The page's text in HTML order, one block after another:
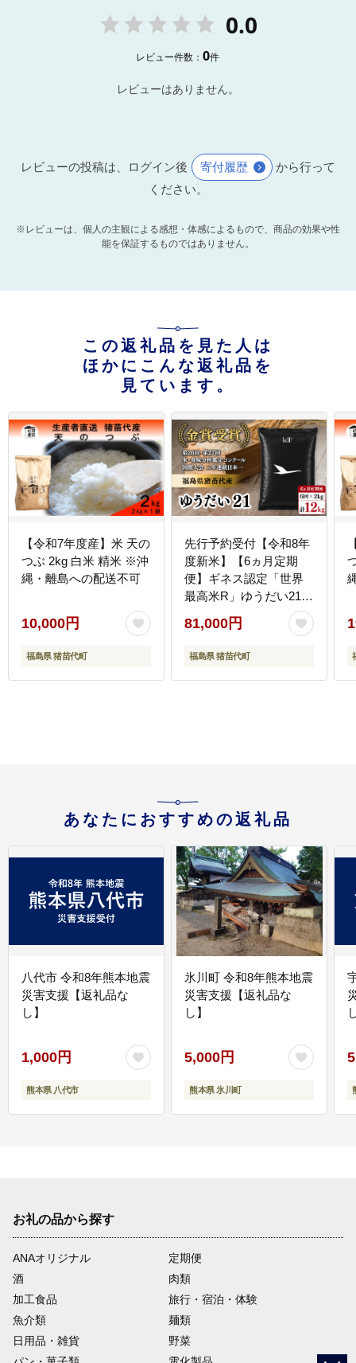
0.0
レビュー件数：0件
レビューはありません。
レビューの投稿は、ログイン後 寄付履歴
から行って
ください。
※レビューは、個人の主観による感想・体感によるもので、商品の効果や性
能を保証するものではありません。
この返礼品を見た人は
ほかにこんな返礼品を
見ています。
【令和7年度産】米 天の
つぶ 2kg 白米 精米 ※沖
縄・離島への配送不可
10,000円
福島県 猪苗代町
先行予約受付【令和8年
度新米】【6ヵ月定期
便】ギネス認定「世界
最高米R」ゆうだい21
白米 6回×2kg 計12kg |
米 こめ 白米 精米 ごは
ん 2キロ 国産米 ブラン
町産 福島県産 農家直送
81,000円
福島県 猪苗代町
あなたにおすすめの返礼品
八代市 令和8年熊本地震
災害支援【返礼品な
し】
1,000円
熊本県 八代市
氷川町 令和8年熊本地震
災害支援【返礼品な
し】
5,000円
熊本県 氷川町
お礼の品から探す
ANAオリジナル
定期便
酒
肉類
加工食品
旅行・宿泊・体験
魚介類
麺類
日用品・雑貨
野菜